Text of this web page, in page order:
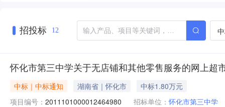
招投标 12
怀化市第三中学关于无店铺和其他零售服务的网上超
中标｜中标通知 湖南省｜怀化市
中标1.80万元
项目编号： 2011101000012464980 招标单位： 怀化市第三中学